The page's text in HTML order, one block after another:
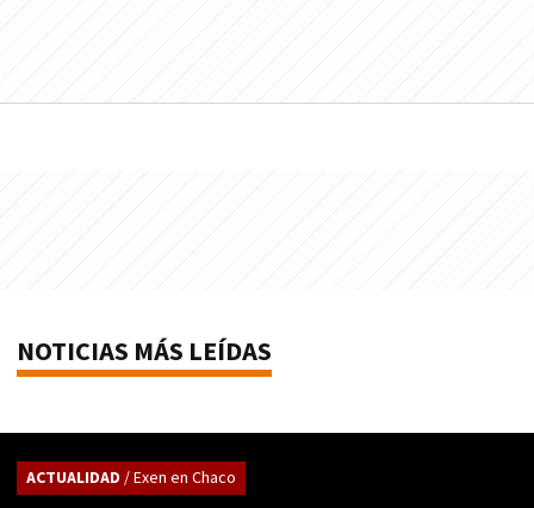
NOTICIAS MÁS LEÍDAS
ACTUALIDAD / Exen en Chaco